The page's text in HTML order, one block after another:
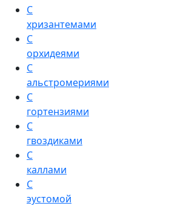
С
хризантемами
С
орхидеями
С
альстромериями
С
гортензиями
С
гвоздиками
С
каллами
С
эустомой